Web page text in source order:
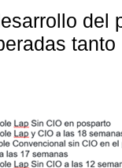
del